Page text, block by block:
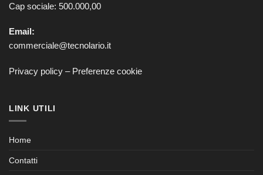
Cap sociale: 500.000,00
Email:
commerciale@tecnolario.it
Privacy policy – Preferenze cookie
LINK UTILI
Home
Contatti